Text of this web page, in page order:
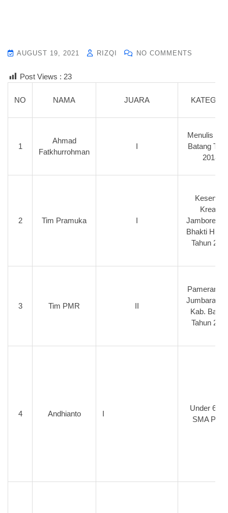
AUGUST 19, 2021 RIZQI NO COMMENTS
Post Views : 23
NO NAMA JUARA
1
Ahmad
Fatkhurrohman
I
Menulis
Batang
2018
2 Tim Pramuka I
Kesenian
Kreatif
Jambore
Bhakti
Tahun
3 Tim PMR II
Pameran
Jumbara
Kab.
Tahun
4 Andhianto I
Under 63
SMA Putra